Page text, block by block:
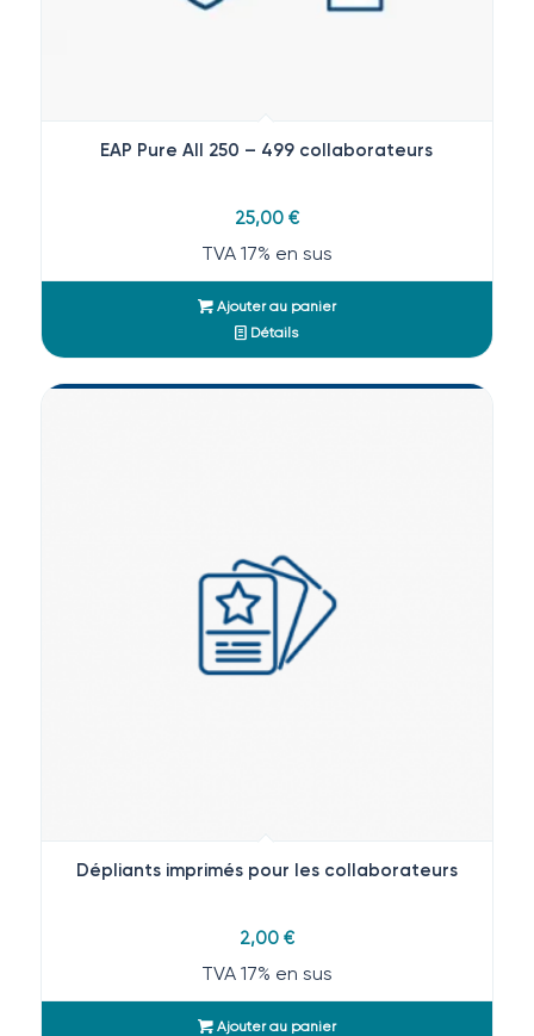
EAP Pure All 250 – 499 collaborateurs
25,00 €
TVA 17% en sus
Ajouter au panier
Détails
Dépliants imprimés pour les collaborateurs
2,00 €
TVA 17% en sus
Ajouter au panier